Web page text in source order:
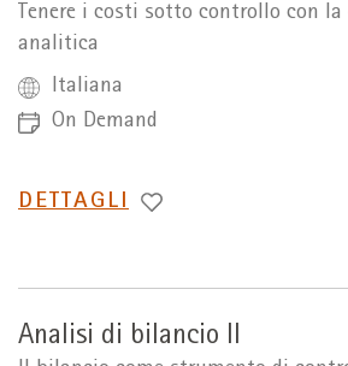
Tenere i costi sotto controllo con
analitica
Italiana
On Demand
PASSA
DETTAGLI
Analisi di bilancio II